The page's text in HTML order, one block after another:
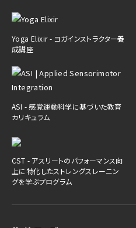
Yoga Elixir - ヨガインストラクター養
成講座
ASI - 感覚運動科学に基づいた教育
カリキュラム
CST - アスリートのパフォーマンス向
上に特化したストレングスレーニン
グを学ぶプログラム